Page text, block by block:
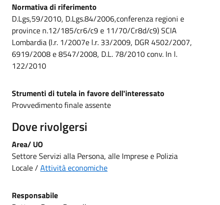
Normativa di riferimento
D.Lgs,59/2010, D.Lgs.84/2006,conferenza regioni e
province n.12/185/cr6/c9 e 11/70/Cr8d/c9) SCIA
Lombardia (l.r. 1/2007e l.r. 33/2009, DGR 4502/2007,
6919/2008 e 8547/2008, D.L. 78/2010 conv. In l.
122/2010
Strumenti di tutela in favore dell'interessato
Provvedimento finale assente
Dove rivolgersi
Area/ UO
Settore Servizi alla Persona, alle Imprese e Polizia
Locale / Attività economiche
Responsabile